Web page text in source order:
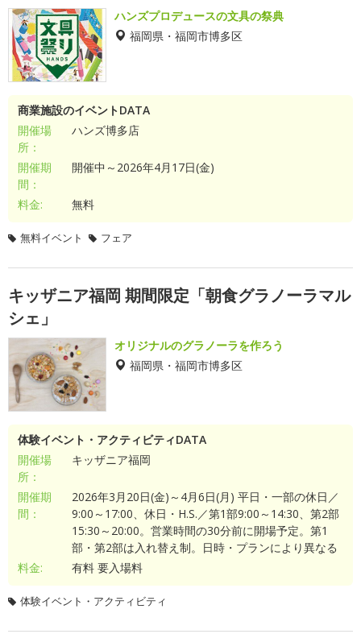
ハンズプロデュースの文具の祭典
福岡県・福岡市博多区
商業施設のイベントDATA
開催場
所：
ハンズ博多店
開催期
間：
開催中～2026年4月17日(金)
料金: 無料
無料イベント フェア
キッザニア福岡 期間限定「朝食グラノーラマル
シェ」
オリジナルのグラノーラを作ろう
福岡県・福岡市博多区
体験イベント・アクティビティDATA
開催場
所：
キッザニア福岡
開催期
間：
2026年3月20日(金)～4月6日(月) 平日・一部の休日／
9:00～17:00、休日・H.S.／第1部9:00～14:30、第2部
15:30～20:00。営業時間の30分前に開場予定。第1
部・第2部は入れ替え制。日時・プランにより異なる
料金:
有料 要入場料
体験イベント・アクティビティ